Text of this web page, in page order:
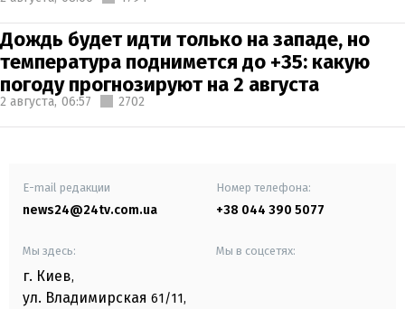
Дождь будет идти только на западе, но
температура поднимется до +35: какую
погоду прогнозируют на 2 августа
2 августа, 06:57 2702
E-mail редакции
news24@24tv.com.ua
Номер телефона:
+38 044 390 5077
Мы здесь:
г. Киев,
ул. Владимирская 61/11,
Мы в соцсетях: